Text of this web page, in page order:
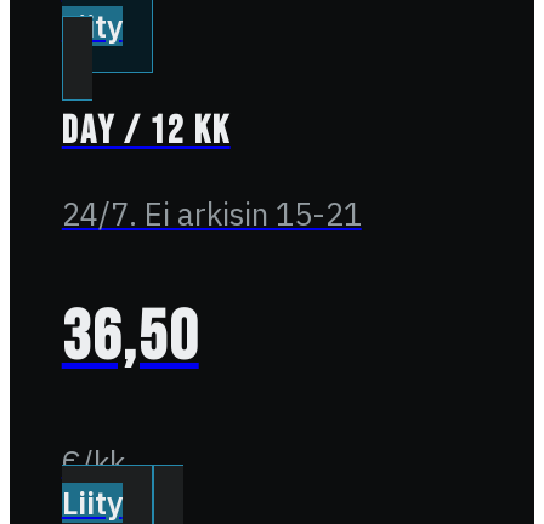
Liity
Day / 12 kk
24/7. Ei arkisin 15-21
36,50
€/kk
Liity